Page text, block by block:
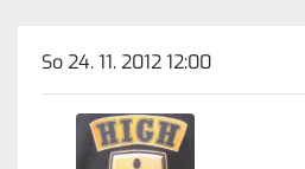
So 24. 11. 2012 12:00